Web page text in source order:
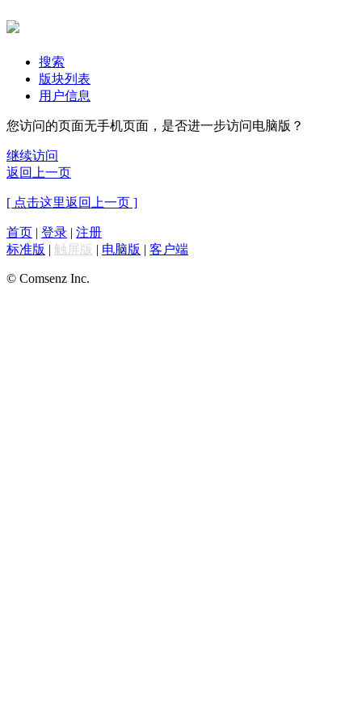
搜索
版块列表
用户信息
您访问的页面无手机页面，是否进一步访问电脑版？
继续访问
返回上一页
[ 点击这里返回上一页 ]
首页 | 登录 | 注册
标准版 | 触屏版 | 电脑版 | 客户端
© Comsenz Inc.